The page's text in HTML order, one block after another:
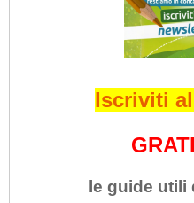
Iscriviti
le guide utili